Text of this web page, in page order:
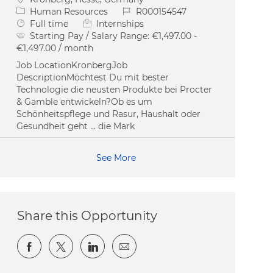
Category
Human Resources Job IdR000154547
Job Type
Full time
Internships
Starting Pay / Salary Range:€1,497.00 -
€1,497.00 / month
Job LocationKronbergJob
DescriptionMöchtest Du mit bester
Technologie die neusten Produkte bei Procter
& Gamble entwickeln?Ob es um
Schönheitspflege und Rasur, Haushalt oder
Gesundheit geht … die Mark
See More
Share this Opportunity
Share via Facebook
Share via twitter
Share via LinkedIn
Share via email